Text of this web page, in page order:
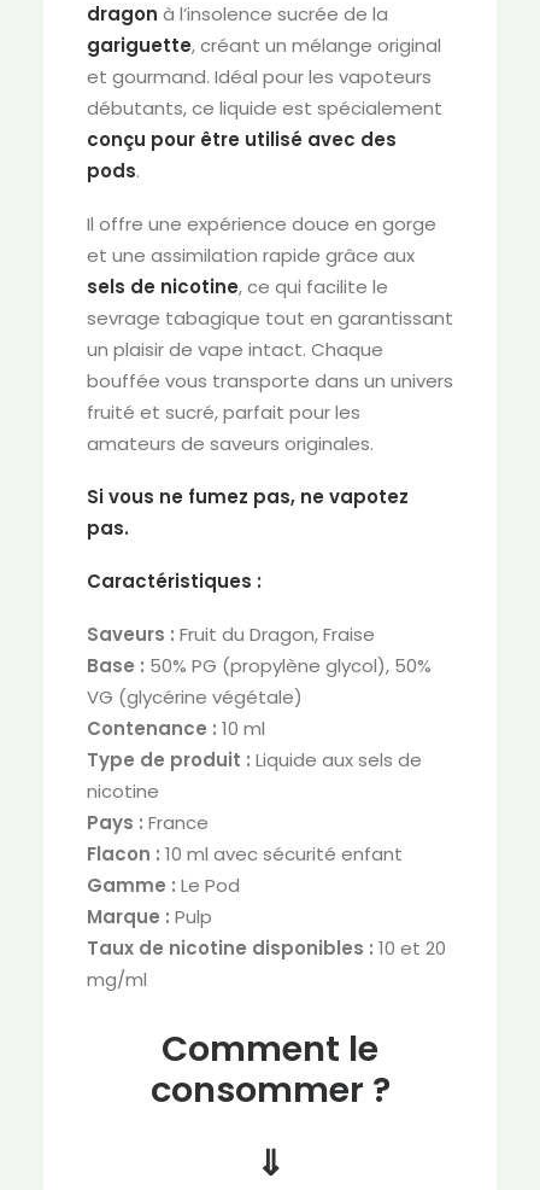
dragon à l’insolence sucrée de la
gariguette, créant un mélange original
et gourmand. Idéal pour les vapoteurs
débutants, ce liquide est spécialement
conçu pour être utilisé avec des
pods.
Il offre une expérience douce en gorge
et une assimilation rapide grâce aux
sels de nicotine, ce qui facilite le
sevrage tabagique tout en garantissant
un plaisir de vape intact. Chaque
bouffée vous transporte dans un univers
fruité et sucré, parfait pour les
amateurs de saveurs originales.
Si vous ne fumez pas, ne vapotez
pas.
Caractéristiques :
Saveurs : Fruit du Dragon, Fraise
Base : 50% PG (propylène glycol), 50%
VG (glycérine végétale)
Contenance : 10 ml
Type de produit : Liquide aux sels de
nicotine
Pays : France
Flacon : 10 ml avec sécurité enfant
Gamme : Le Pod
Marque : Pulp
Taux de nicotine disponibles : 10 et 20
mg/ml
Comment le
consommer ?
⇓